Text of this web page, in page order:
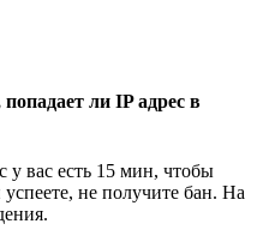
ли IP адрес в
у вас есть 15 мин, чтобы
не получите бан. На